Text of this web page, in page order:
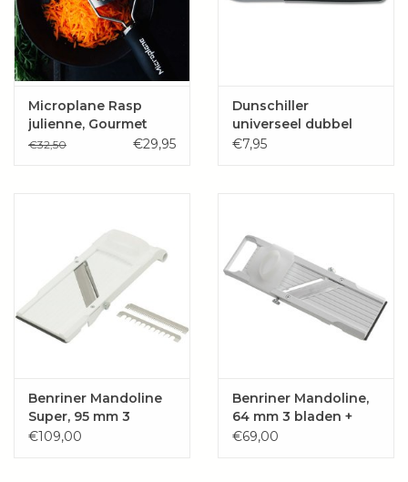
Zomer ☀️
Cadeaubonnen
Microplane Rasp
julienne, Gourmet
serie
€32,50 €29,95
Dunschiller
universeel dubbel
€7,95
Benriner Mandoline
Super, 95 mm 3
bladen +
€109,00
Benriner Mandoline,
64 mm 3 bladen +
vingerbeschermer
€69,00